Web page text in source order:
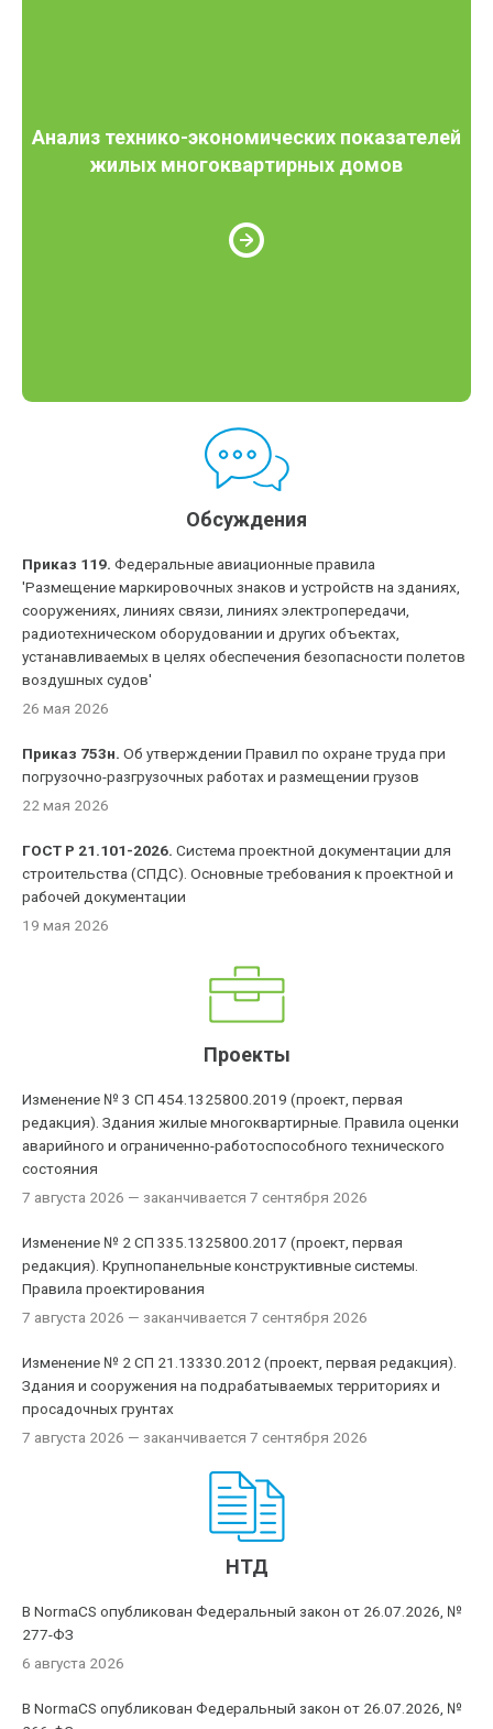
Анализ технико-экономических показателей
жилых многоквартирных домов
Обсуждения
Приказ 119. Федеральные авиационные правила
'Размещение маркировочных знаков и устройств на зданиях,
сооружениях, линиях связи, линиях электропередачи,
радиотехническом оборудовании и других объектах,
устанавливаемых в целях обеспечения безопасности полетов
воздушных судов'
26 мая 2026
Приказ 753н. Об утверждении Правил по охране труда при
погрузочно-разгрузочных работах и размещении грузов
22 мая 2026
ГОСТ Р 21.101-2026. Система проектной документации для
строительства (СПДС). Основные требования к проектной и
рабочей документации
19 мая 2026
Проекты
Изменение № 3 СП 454.1325800.2019 (проект, первая
редакция). Здания жилые многоквартирные. Правила оценки
аварийного и ограниченно-работоспособного технического
состояния
7 августа 2026 — заканчивается 7 сентября 2026
Изменение № 2 СП 335.1325800.2017 (проект, первая
редакция). Крупнопанельные конструктивные системы.
Правила проектирования
7 августа 2026 — заканчивается 7 сентября 2026
Изменение № 2 СП 21.13330.2012 (проект, первая редакция).
Здания и сооружения на подрабатываемых территориях и
просадочных грунтах
7 августа 2026 — заканчивается 7 сентября 2026
НТД
В NormaCS опубликован Федеральный закон от 26.07.2026, №
277-ФЗ
6 августа 2026
В NormaCS опубликован Федеральный закон от 26.07.2026, №